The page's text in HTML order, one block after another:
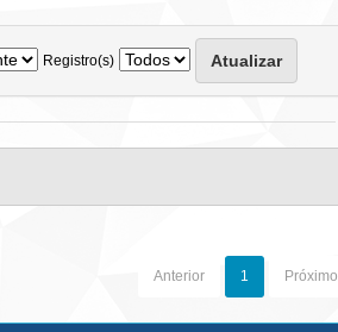
Registro(s)
Anterior 1 Próximo